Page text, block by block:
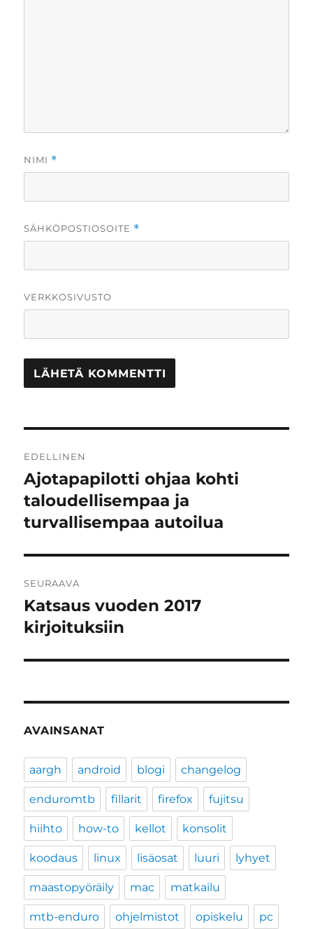
NIMI *
SÄHKÖPOSTIOSOITE *
VERKKOSIVUSTO
selaus
EDELLINEN
Edellinen
artikkeli:
Ajotapapilotti ohjaa kohti
taloudellisempaa ja
turvallisempaa autoilua
SEURAAVA
Seuraava
artikkeli:
Katsaus vuoden 2017
kirjoituksiin
AVAINSANAT
aargh android blogi changelog
enduromtb fillarit firefox fujitsu
hiihto how-to kellot konsolit
koodaus linux lisäosat luuri lyhyet
maastopyöräily mac matkailu
mtb-enduro ohjelmistot opiskelu pc